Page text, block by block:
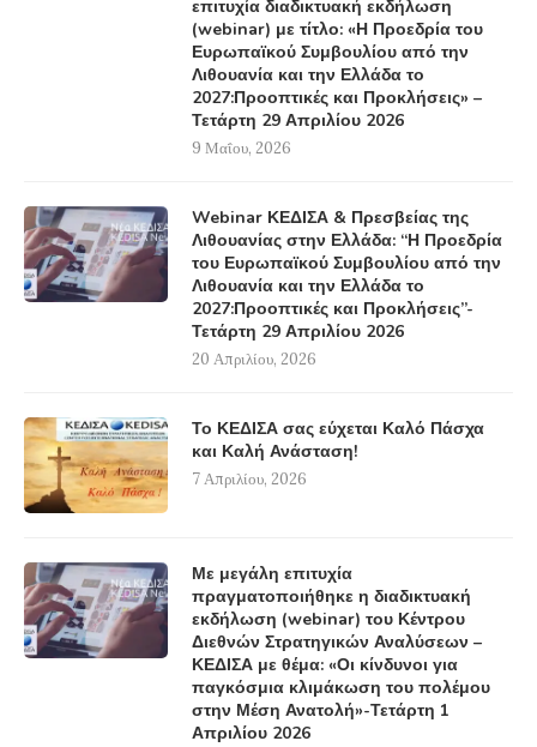
επιτυχία διαδικτυακή εκδήλωση
(webinar) με τίτλο: «Η Προεδρία του
Ευρωπαϊκού Συμβουλίου από την
Λιθουανία και την Ελλάδα το
2027:Προοπτικές και Προκλήσεις» –
Τετάρτη 29 Απριλίου 2026
9 Μαΐου, 2026
Webinar ΚΕΔΙΣΑ & Πρεσβείας της
Λιθουανίας στην Ελλάδα: “Η Προεδρία
του Ευρωπαϊκού Συμβουλίου από την
Λιθουανία και την Ελλάδα το
2027:Προοπτικές και Προκλήσεις”-
Τετάρτη 29 Απριλίου 2026
20 Απριλίου, 2026
Το ΚΕΔΙΣΑ σας εύχεται Καλό Πάσχα
και Καλή Ανάσταση!
7 Απριλίου, 2026
Με μεγάλη επιτυχία
πραγματοποιήθηκε η διαδικτυακή
εκδήλωση (webinar) του Κέντρου
Διεθνών Στρατηγικών Αναλύσεων –
ΚΕΔΙΣΑ με θέμα: «Οι κίνδυνοι για
παγκόσμια κλιμάκωση του πολέμου
στην Μέση Ανατολή»-Τετάρτη 1
Απριλίου 2026